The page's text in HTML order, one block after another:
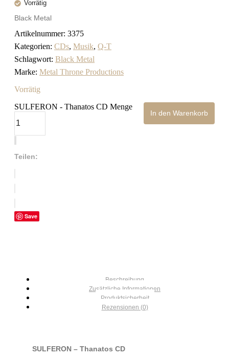
Vorrätig
Black Metal
Artikelnummer: 3375
Kategorien: CDs, Musik, Q-T
Schlagwort: Black Metal
Marke: Metal Throne Productions
Vorrätig
SULFERON - Thanatos CD Menge
In den Warenkorb
Teilen:
Save
Beschreibung
Zusätzliche Informationen
Produktsicherheit
Rezensionen (0)
SULFERON – Thanatos CD